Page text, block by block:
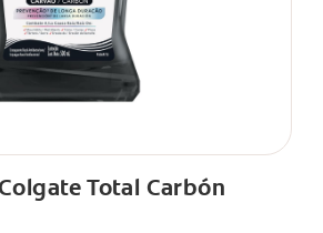
Total Carbón